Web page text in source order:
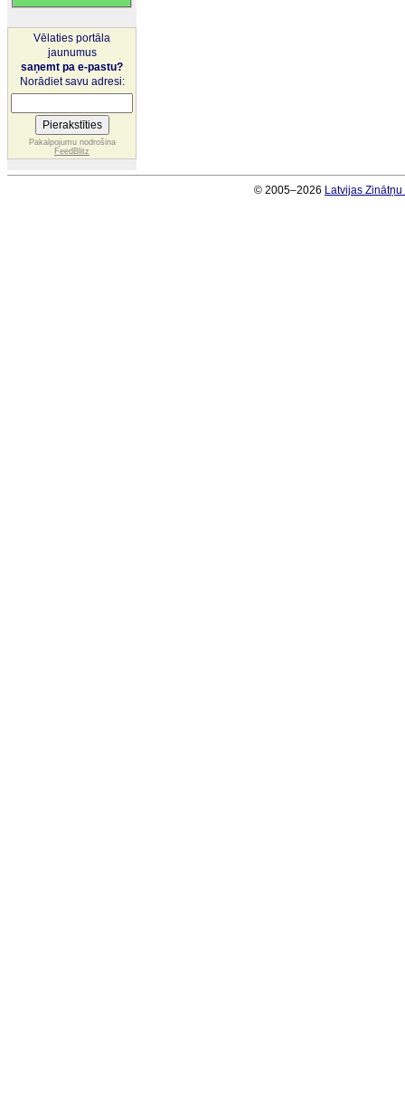
Vēlaties portāla
jaunumus
saņemt pa e-pastu?
Norādiet savu adresi:
Pakalpojumu nodrošina
FeedBlitz
© 2005–2026 Latvijas